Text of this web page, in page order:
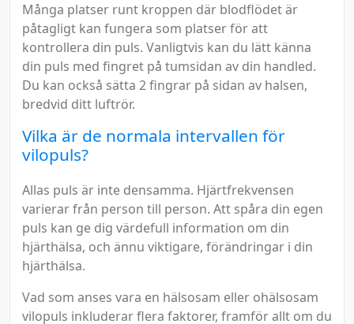
Många platser runt kroppen där blodflödet är
påtagligt kan fungera som platser för att
kontrollera din puls. Vanligtvis kan du lätt känna
din puls med fingret på tumsidan av din handled.
Du kan också sätta 2 fingrar på sidan av halsen,
bredvid ditt luftrör.
Vilka är de normala intervallen för
vilopuls?
Allas puls är inte densamma. Hjärtfrekvensen
varierar från person till person. Att spåra din egen
puls kan ge dig värdefull information om din
hjärthälsa, och ännu viktigare, förändringar i din
hjärthälsa.
Vad som anses vara en hälsosam eller ohälsosam
vilopuls inkluderar flera faktorer, framför allt om du